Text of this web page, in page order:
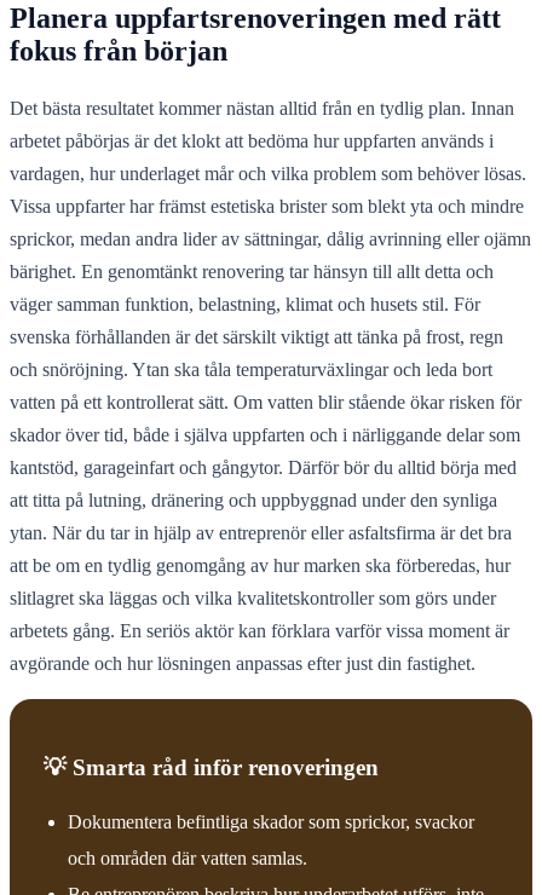
Planera uppfartsrenoveringen med rätt
fokus från början
Det bästa resultatet kommer nästan alltid från en tydlig plan. Innan
arbetet påbörjas är det klokt att bedöma hur uppfarten används i
vardagen, hur underlaget mår och vilka problem som behöver lösas.
Vissa uppfarter har främst estetiska brister som blekt yta och mindre
sprickor, medan andra lider av sättningar, dålig avrinning eller ojämn
bärighet. En genomtänkt renovering tar hänsyn till allt detta och
väger samman funktion, belastning, klimat och husets stil. För
svenska förhållanden är det särskilt viktigt att tänka på frost, regn
och snöröjning. Ytan ska tåla temperaturväxlingar och leda bort
vatten på ett kontrollerat sätt. Om vatten blir stående ökar risken för
skador över tid, både i själva uppfarten och i närliggande delar som
kantstöd, garageinfart och gångytor. Därför bör du alltid börja med
att titta på lutning, dränering och uppbyggnad under den synliga
ytan. När du tar in hjälp av entreprenör eller asfaltsfirma är det bra
att be om en tydlig genomgång av hur marken ska förberedas, hur
slitlagret ska läggas och vilka kvalitetskontroller som görs under
arbetets gång. En seriös aktör kan förklara varför vissa moment är
avgörande och hur lösningen anpassas efter just din fastighet.
💡 Smarta råd inför renoveringen
Dokumentera befintliga skador som sprickor, svackor
och områden där vatten samlas.